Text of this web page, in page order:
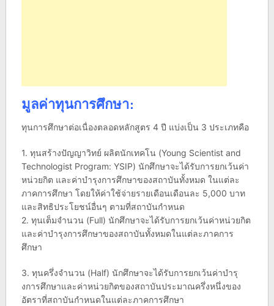
มูลค่าทุนการศึกษา:
ทุนการศึกษาต่อเนื่องตลอดหลักสูตร 4 ปี แบ่งเป็น 3 ประเภทคือ
1. ทุนสร้างปัญญาวิทย์ ผลิตนักเทคโน (Young Scientist and
Technologist Program: YSIP) นักศึกษาจะได้รับการยกเว้นค่า
หน่วยกิต และค่าบํารุงการศึกษาของสถาบันทั้งหมด ในแต่ละ
ภาคการศึกษา โดยให้ค่าใช้จ่ายรายเดือนเดือนละ 5,000 บาท
และสิทธิประโยชน์อื่นๆ ตามที่สถาบันกําหนด
2. ทุนเต็มจํานวน (Full) นักศึกษาจะได้รับการยกเว้นค่าหน่วยกิต
และค่าบํารุงการศึกษาของสถาบันทั้งหมดในแต่ละภาคการ
ศึกษา
3. ทุนครึ่งจํานวน (Half) นักศึกษาจะได้รับการยกเว้นค่าบํารุ
งการศึกษาและค่าหน่วยกิตของสถาบันประมาณครึ่งหนึ่งของ
อัตราที่สถาบันกําหนดในแต่ละภาคการศึกษา